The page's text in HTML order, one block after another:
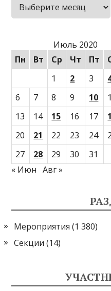
Июль 2020
Пн
Вт Ср Чт Пт
1
2 3
6
7 8 9 10
13
14 15 16 17
20
21 22 23 24
27
28 29 30
31
« Июн
Авг »
Мероприятия (1 380)
Секции (14)